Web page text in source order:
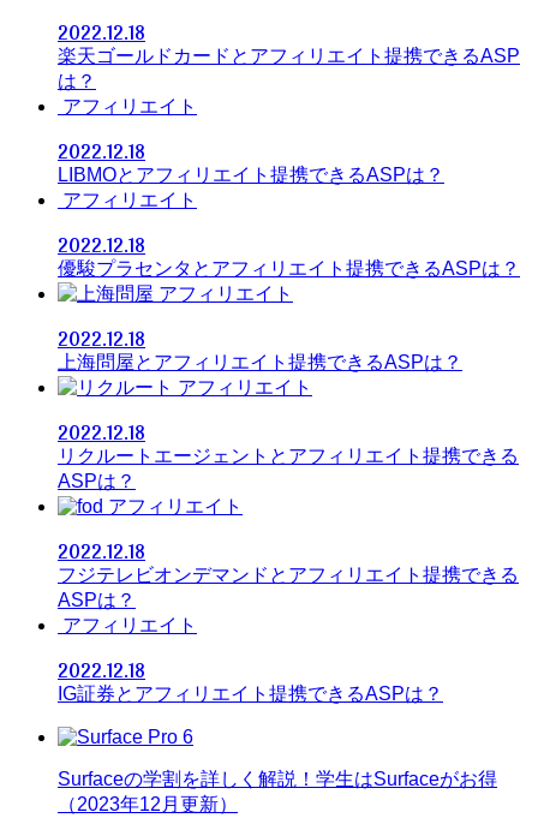
2022.12.18
楽天ゴールドカードとアフィリエイト提携できるASP
は？
アフィリエイト
2022.12.18
LIBMOとアフィリエイト提携できるASPは？
アフィリエイト
2022.12.18
優駿プラセンタとアフィリエイト提携できるASPは？
アフィリエイト
2022.12.18
上海問屋とアフィリエイト提携できるASPは？
アフィリエイト
2022.12.18
リクルートエージェントとアフィリエイト提携できる
ASPは？
アフィリエイト
2022.12.18
フジテレビオンデマンドとアフィリエイト提携できる
ASPは？
アフィリエイト
2022.12.18
IG証券とアフィリエイト提携できるASPは？
Surfaceの学割を詳しく解説！学生はSurfaceがお得
（2023年12月更新）